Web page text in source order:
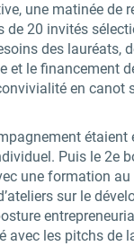
une matinée de
de 20 invités
des lauréats,
et le financement
en canot
Puis le 2e
une formation
sur le
avec les pitchs de